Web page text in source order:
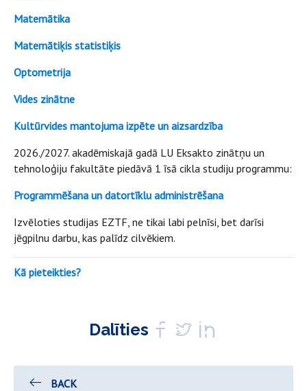
Matemātika
Matemātiķis statistiķis
Optometrija
Vides zinātne
Kultūrvides mantojuma izpēte un aizsardzība
2026./2027. akadēmiskajā gadā LU Eksakto zinātņu un
tehnoloģiju fakultāte piedāvā 1 īsā cikla studiju programmu:
Programmēšana un datortīklu administrēšana
Izvēloties studijas EZTF, ne tikai labi pelnīsi, bet darīsi
jēgpilnu darbu, kas palīdz cilvēkiem.
Kā pieteikties?
Dalīties
BACK